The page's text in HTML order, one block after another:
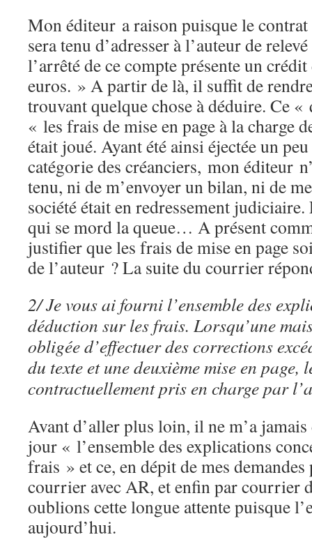
Mon éditeur a raison puisque le
sera tenu d’adresser à l’auteur de
l’arrêté de ce compte présente un
euros. » A partir de là, il suffit de
trouvant quelque chose à déduire. Ce
« les frais de mise en page à la charge
était joué. Ayant été ainsi éjectée un
catégorie des créanciers, mon éditeur
tenu, ni de m’envoyer un bilan, ni de
société était en redressement
qui se mord la queue… A présent
justifier que les frais de mise en page
de l’auteur ? La suite du courrier
2/ Je vous ai fourni l’ensemble des
déduction sur les frais. Lorsqu’une
obligée d’effectuer des corrections
du texte et une deuxième mise en page,
contractuellement pris en charge par
Avant d’aller plus loin, il ne m’a
jour « l’ensemble des explications
frais » et ce, en dépit de mes
courrier avec AR, et enfin par courrier
oublions cette longue attente puisque
aujourd’hui.